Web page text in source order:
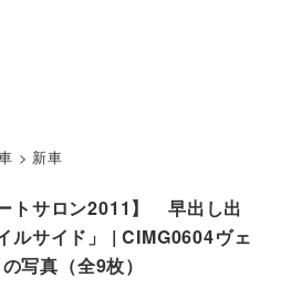
> 新車
トサロン2011】 早出し出
ルサイド」 | CIMG0604ヴェ
写真（全9枚）